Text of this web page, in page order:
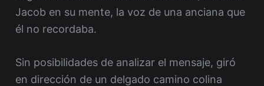
Jacob en su mente, la voz de una anciana que
él no recordaba.
Sin posibilidades de analizar el mensaje, giró
en dirección de un delgado camino colina